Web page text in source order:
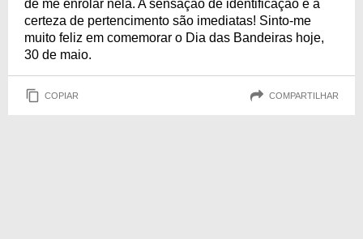
de me enrolar nela. A sensação de identificação e a
certeza de pertencimento são imediatas! Sinto-me
muito feliz em comemorar o Dia das Bandeiras hoje,
30 de maio.
COPIAR COMPARTILHAR